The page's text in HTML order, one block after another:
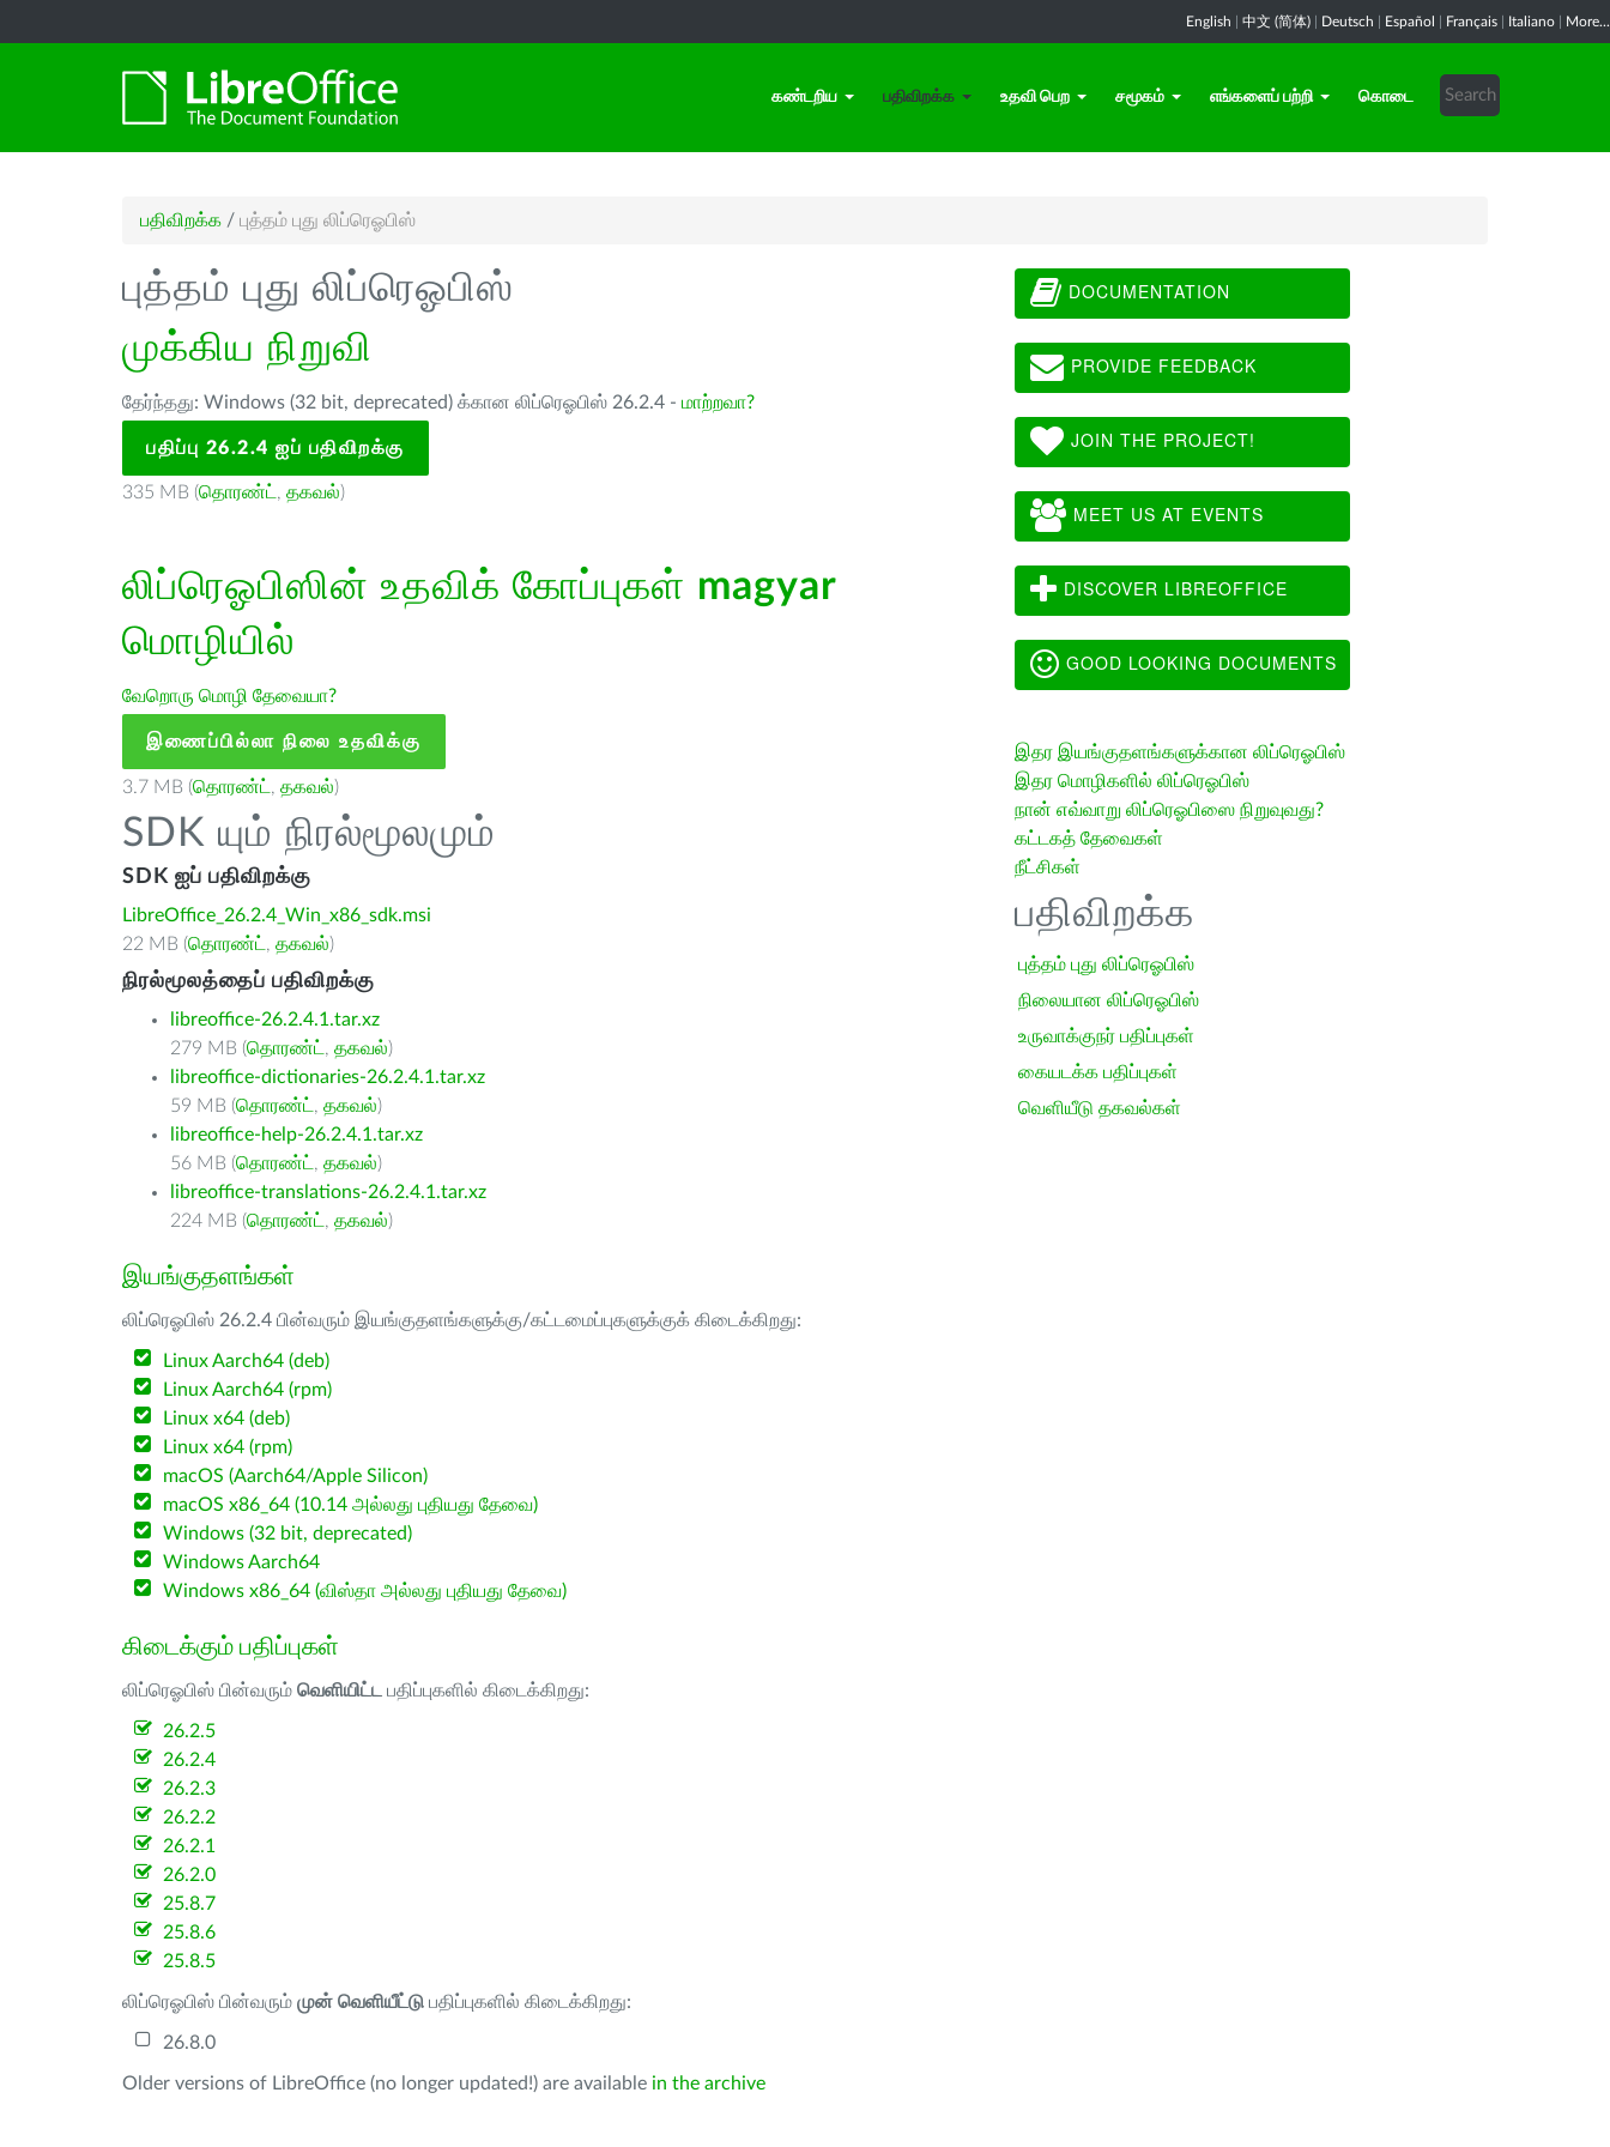
English 中文 (简体) Deutsch Español Français Italiano More...
கண்டறிய பதிவிறக்க உதவி பெற சமூகம் எங்களைப் பற்றி கொடை
பதிவிறக்க / புத்தம் புது லிப்ரெஓபிஸ்
புத்தம் புது லிப்ரெஓபிஸ்
முக்கிய நிறுவி
தேர்ந்தது: Windows (32 bit, deprecated) க்கான லிப்ரெஓபிஸ் 26.2.4 - மாற்றவா?
பதிப்பு 26.2.4 ஐப் பதிவிறக்கு
335 MB (தொரண்ட் , தகவல்)
லிப்ரெஓபிஸின் உதவிக் கோப்புகள் magyar
மொழியில்
வேறொரு மொழி தேவையா?
இணைப்பில்லா நிலை உதவிக்கு
3.7 MB (தொரண்ட் , தகவல்)
SDK யும் நிரல்மூலமும்
SDK ஐப் பதிவிறக்கு
LibreOffice_26.2.4_Win_x86_sdk.msi
22 MB (தொரண்ட் , தகவல்)
நிரல்மூலத்தைப் பதிவிறக்கு
libreoffice-26.2.4.1.tar.xz
279 MB (தொரண்ட் , தகவல்)
libreoffice-dictionaries-26.2.4.1.tar.xz
59 MB (தொரண்ட் , தகவல்)
libreoffice-help-26.2.4.1.tar.xz
56 MB (தொரண்ட் , தகவல்)
libreoffice-translations-26.2.4.1.tar.xz
224 MB (தொரண்ட் , தகவல்)
இயங்குதளங்கள்
லிப்ரெஓபிஸ் 26.2.4 பின்வரும் இயங்குதளங்களுக்கு/கட்டமைப்புகளுக்குக் கிடைக்கிறது:
Linux Aarch64 (deb)
Linux Aarch64 (rpm)
Linux x64 (deb)
Linux x64 (rpm)
macOS (Aarch64/Apple Silicon)
macOS x86_64 (10.14 அல்லது புதியது தேவை)
Windows (32 bit, deprecated)
Windows Aarch64
Windows x86_64 (விஸ்தா அல்லது புதியது தேவை)
கிடைக்கும் பதிப்புகள்
லிப்ரெஓபிஸ் பின்வரும் வெளியிட்ட பதிப்புகளில் கிடைக்கிறது:
26.2.5
26.2.4
26.2.3
26.2.2
26.2.1
26.2.0
25.8.7
25.8.6
25.8.5
லிப்ரெஓபிஸ் பின்வரும் முன் வெளியீட்டு பதிப்புகளில் கிடைக்கிறது:
26.8.0
Older versions of LibreOffice (no longer updated!) are available in the archive
DOCUMENTATION
PROVIDE FEEDBACK
JOIN THE PROJECT!
MEET US AT EVENTS
DISCOVER LIBREOFFICE
GOOD LOOKING DOCUMENTS
இதர இயங்குதளங்களுக்கான லிப்ரெஓபிஸ்
இதர மொழிகளில் லிப்ரெஓபிஸ்
நான் எவ்வாறு லிப்ரெஓபிஸை நிறுவுவது?
கட்டகத் தேவைகள்
நீட்சிகள்
பதிவிறக்க
புத்தம் புது லிப்ரெஓபிஸ்
நிலையான லிப்ரெஓபிஸ்
உருவாக்குநர் பதிப்புகள்
கையடக்க பதிப்புகள்
வெளியீடு தகவல்கள்